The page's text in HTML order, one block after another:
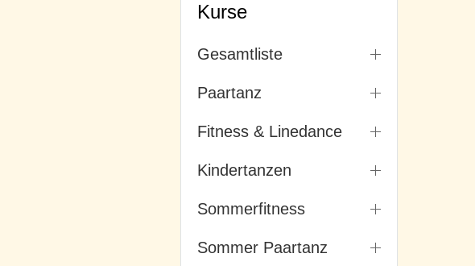
Kurse
Gesamtliste
Paartanz
Fitness & Linedance
Kindertanzen
Sommerfitness
Sommer Paartanz